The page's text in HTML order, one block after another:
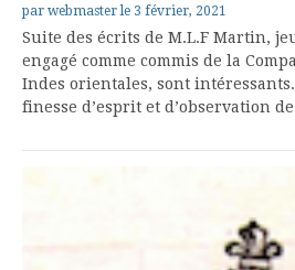
par webmaster le 3 février, 2021
Suite des écrits de M.L.F Martin,
engagé comme commis de la
Indes orientales, sont
finesse d’esprit et d’observation